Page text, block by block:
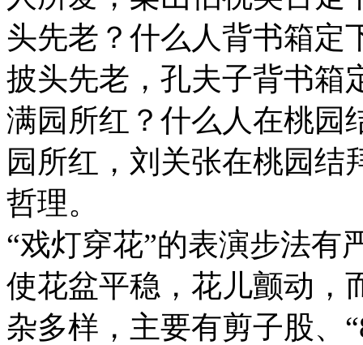
头先老？什么人背书箱定
披头先老，孔夫子背书箱
满园所红？什么人在桃园
园所红，刘关张在桃园
哲理。
“戏灯穿花”的表演步法有
使花盆平稳，花儿颤动，
杂多样，主要有剪子股、